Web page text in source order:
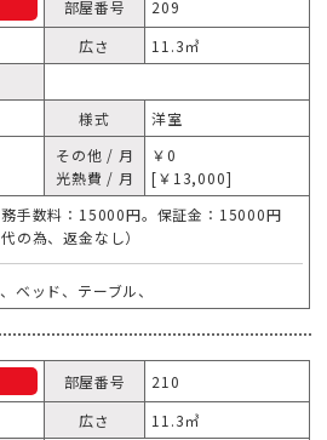
部屋番号
209
広さ
11.3㎥
様式
洋室
その他 / 月
光熱費 / 月
￥0
[￥13,000]
手数料：15000円。保証金：15000円
の為、返金なし）
ベッド、テーブル、
部屋番号
210
広さ
11.3㎥